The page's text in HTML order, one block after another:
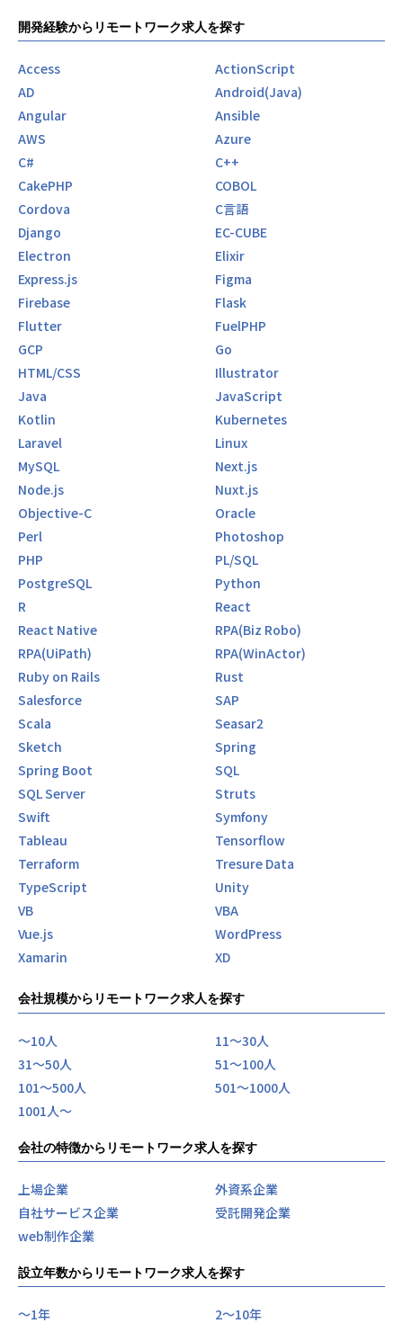
開発経験からリモートワーク求人を探す
Access
ActionScript
AD
Android(Java)
Angular
Ansible
AWS
Azure
C#
C++
CakePHP
COBOL
Cordova
C言語
Django
EC-CUBE
Electron
Elixir
Express.js
Figma
Firebase
Flask
Flutter
FuelPHP
GCP
Go
HTML/CSS
Illustrator
Java
JavaScript
Kotlin
Kubernetes
Laravel
Linux
MySQL
Next.js
Node.js
Nuxt.js
Objective-C
Oracle
Perl
Photoshop
PHP
PL/SQL
PostgreSQL
Python
R
React
React Native
RPA(Biz Robo)
RPA(UiPath)
RPA(WinActor)
Ruby on Rails
Rust
Salesforce
SAP
Scala
Seasar2
Sketch
Spring
Spring Boot
SQL
SQL Server
Struts
Swift
Symfony
Tableau
Tensorflow
Terraform
Tresure Data
TypeScript
Unity
VB
VBA
Vue.js
WordPress
Xamarin
XD
会社規模からリモートワーク求人を探す
〜10人
11〜30人
31〜50人
51〜100人
101〜500人
501〜1000人
1001人〜
会社の特徴からリモートワーク求人を探す
上場企業
外資系企業
自社サービス企業
受託開発企業
web制作企業
設立年数からリモートワーク求人を探す
〜1年 2〜10年